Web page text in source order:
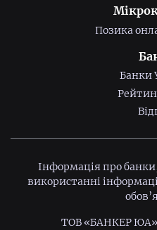
Позика
Банки
Інформація про
використанні
ТОВ «БАНКЕР